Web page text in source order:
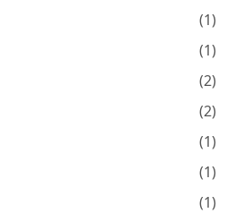
(1)
(1)
(2)
(2)
(1)
(1)
(1)